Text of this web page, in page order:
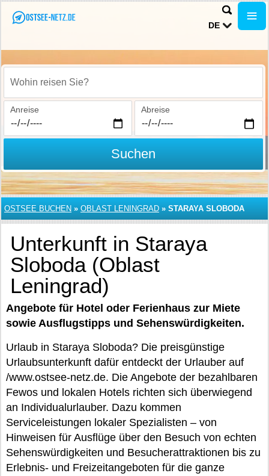
DE
Wohin reisen Sie?
Anreise Abreise
Suchen
OSTSEE BUCHEN » OBLAST LENINGRAD » STARAYA SLOBODA
Unterkunft in Staraya
Sloboda (Oblast
Leningrad)
Angebote für Hotel oder Ferienhaus zur Miete
sowie Ausflugstipps und Sehenswürdigkeiten.
Urlaub in Staraya Sloboda? Die preisgünstige
Urlaubsunterkunft dafür entdeckt der Urlauber auf
/www.ostsee-netz.de. Die Angebote der bezahlbaren
Fewos und lokalen Hotels richten sich überwiegend
an Individualurlauber. Dazu kommen
Serviceleistungen lokaler Spezialisten – von
Hinweisen für Ausflüge über den Besuch von echten
Sehenswürdigkeiten und Besucherattraktionen bis zu
Erlebnis- und Freizeitangeboten für die ganze